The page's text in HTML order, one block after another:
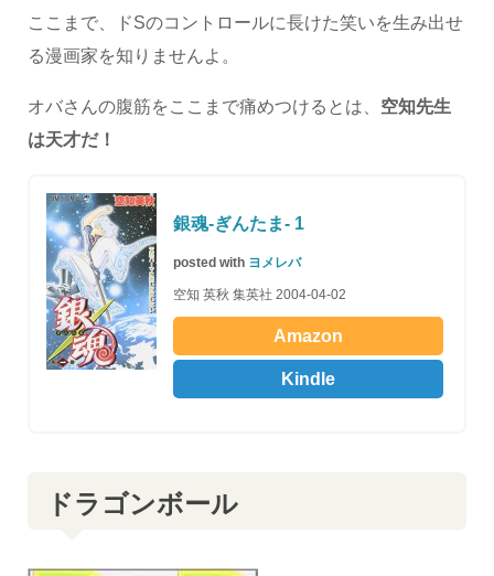
ここまで、ドSのコントロールに長けた笑いを生み出せ
る漫画家を知りませんよ。
オバさんの腹筋をここまで痛めつけるとは、 空知先生
は天才だ！
銀魂-ぎんたま- 1
posted with ヨメレバ
空知 英秋 集英社 2004-04-02
Amazon
Kindle
ドラゴンボール